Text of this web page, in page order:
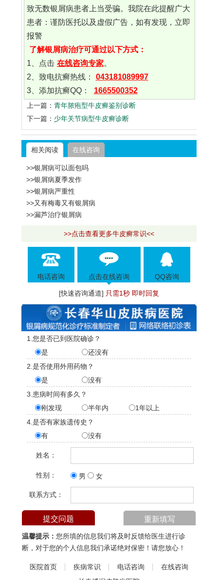
致无数银屑病患者上当受骗。我院在此提醒广大
患者：谨防医托以及虚假广告，如有发现，立即
报警
了解银屑病治疗可通过以下方式：
1、点击 在线咨询专家。
2、致电抗癣热线：
043181089997
3、添加抗癣QQ：
1665500352
上一篇： 青年脓疱型牛皮癣鉴别诊断
下一篇： 少年关节病型牛皮癣诊断
相关阅读 在线咨询
>>银屑病可以面包吗
>>银屑病夏季发作
>>银屑病严重性
>>又有梅毒又有银屑病
>>漏芦治疗银屑病
>>点击查看更多牛皮癣常识<<
电话咨询 点击在线咨询 QQ咨询
[快速咨询通道] 只需1秒 即时回复
1.您是否已到医院确诊？
是
还没有
2.是否使用外用药物？
是
没有
3.患病时间有多久？
刚发现
半年内
1年以上
4.是否有家族遗传史？
有
没有
姓名：
性别： 男 女
联系方式：
温馨提示： 您所填的信息我们将及时反馈给医生进行诊
断，对于您的个人信息我们承诺绝对保密！请您放心！
医院首页 疾病常识 电话咨询
在线咨询